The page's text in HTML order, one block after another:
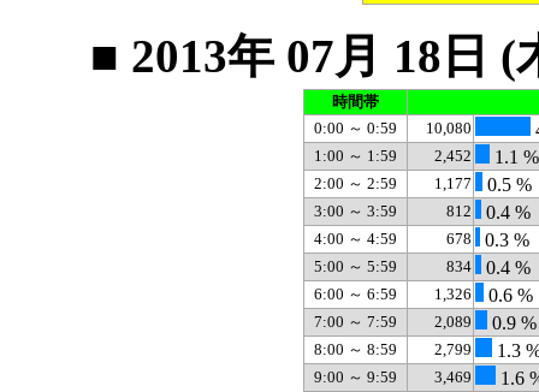
■ 2013年 07月 18日
時間帯
0:00 ～ 0:59
10,080
1:00 ～ 1:59 2,452 1.1 %
2:00 ～ 2:59 1,177 0.5 %
3:00 ～ 3:59 812 0.4 %
4:00 ～ 4:59 678 0.3 %
5:00 ～ 5:59 834 0.4 %
6:00 ～ 6:59 1,326 0.6 %
7:00 ～ 7:59 2,089 0.9 %
8:00 ～ 8:59 2,799 1.3
9:00 ～ 9:59 3,469 1.6